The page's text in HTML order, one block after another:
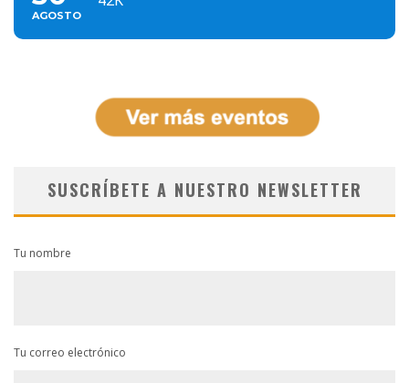
AGOSTO
SUSCRÍBETE A NUESTRO NEWSLETTER
Tu nombre
Tu correo electrónico